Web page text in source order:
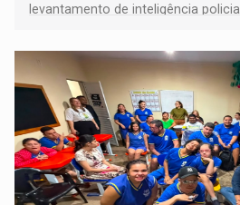
levantamento de inteligência policial